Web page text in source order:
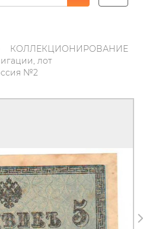
КОЛЛЕКЦИОНИРОВАНИЕ
лот
№2